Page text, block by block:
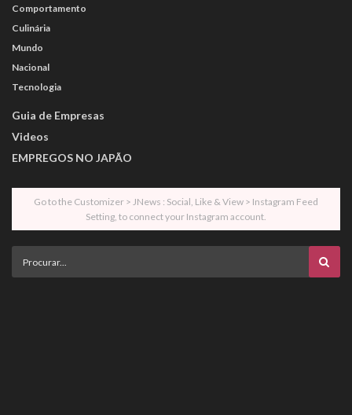
Comportamento
Culinária
Mundo
Nacional
Tecnologia
Guia de Empresas
Videos
EMPREGOS NO JAPÃO
Go to the Customizer > JNews : Social, Like & View > Instagram Feed
Setting, to connect your Instagram account.